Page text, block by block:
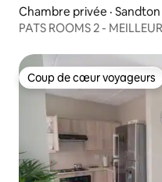
Chambre privée · Sandton
PATS ROOMS 2 -
Coup de cœur voyageurs
Coup de cœur voyageurs